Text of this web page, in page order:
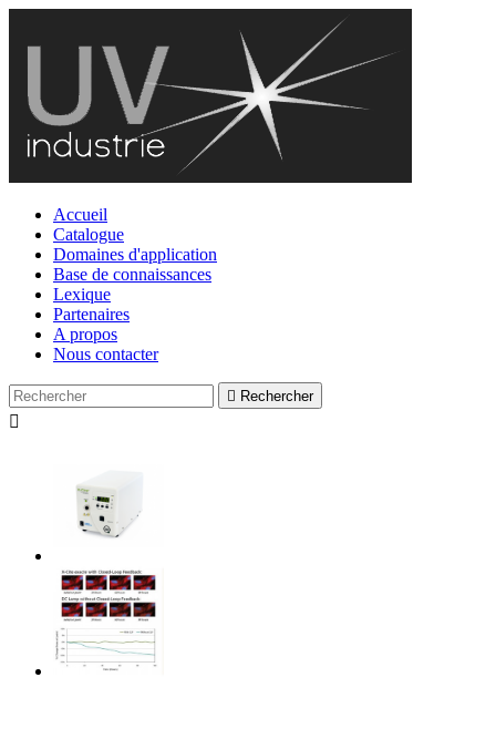
Accueil
Catalogue
Domaines d'application
Base de connaissances
Lexique
Partenaires
A propos
Nous contacter
 Rechercher
